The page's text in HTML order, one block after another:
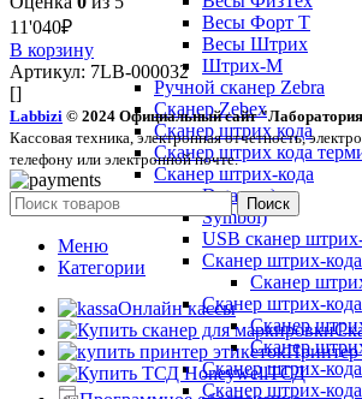
Весы Форт Т
Весы Штрих
Штрих-М
Ручной сканер Zebra
Сканер Zebex
Сканер штрих кода
Сканер штрих кода
Сканер штрих-кода
Datamax)
Symbol)
USB сканер
Сканер штрих-
Сканер
Сканер штрих-
Сканер
Сканер
Сканер штрих-
Сканер штрих-
11'040₽
В корзину
Артикул: 7LB-000032
[]
Labbizi © 2024 Официальный сайт "Лаборатория
Кассовая техника, электронная отчетность,
телефону или электронной почте.
Поиск
Меню
Категории
Онлайн кассы
Принтер
ТСД